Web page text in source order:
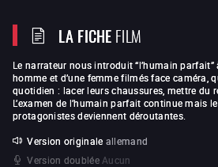
LA FICHEFILM
Le narrateur nous introduit “l’humain parfait”
homme et d’une femme filmés face caméra,
quotidien : lacer leurs chaussures, mettre du
L’examen de l’humain parfait continue mais
protagonistes deviennent déroutantes.
Version originale allemand
Version doublée Aucun